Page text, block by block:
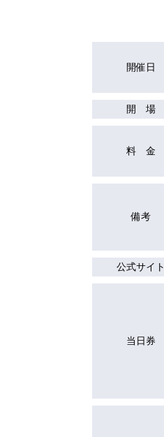
開催日
開 場
料 金
備考
公式サイト
当日券